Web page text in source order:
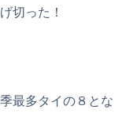
切った！
最多タイの８とな